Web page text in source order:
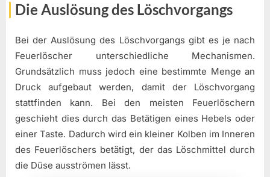
Die Auslösung des Löschvorgangs
Bei der Auslösung des Löschvorgangs gibt es je nach
Feuerlöscher unterschiedliche Mechanismen.
Grundsätzlich muss jedoch eine bestimmte Menge an
Druck aufgebaut werden, damit der Löschvorgang
stattfinden kann. Bei den meisten Feuerlöschern
geschieht dies durch das Betätigen eines Hebels oder
einer Taste. Dadurch wird ein kleiner Kolben im Inneren
des Feuerlöschers betätigt, der das Löschmittel durch
die Düse ausströmen lässt.